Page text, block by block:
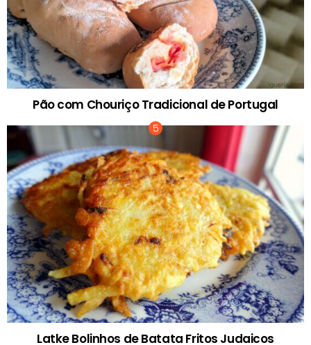
Pão com Chouriço Tradicional de Portugal
Latke Bolinhos de Batata Fritos Judaicos